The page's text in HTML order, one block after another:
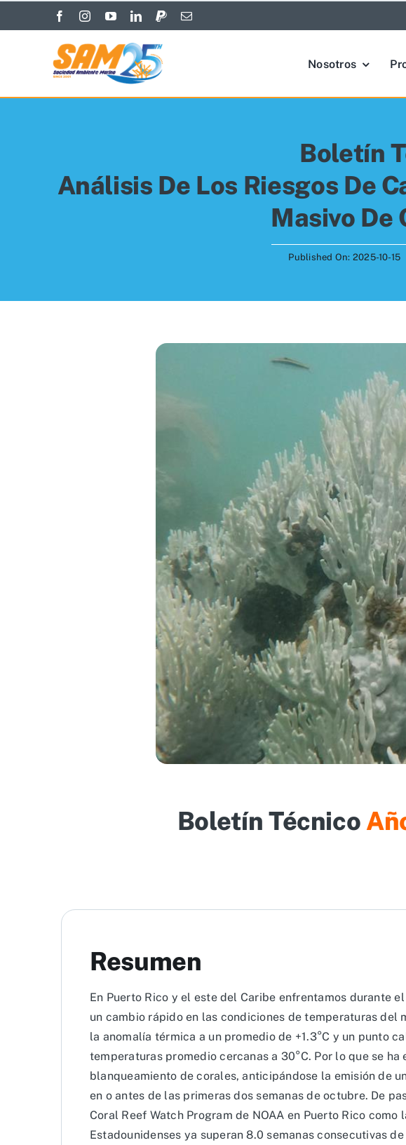
to
Nosotros
Boletín
Análisis De Los Riesgos De
Masivo De
Published On: 2025-10-15
Boletín Técnico
Resumen
En Puerto Rico y el este del Caribe enfrentamos durante
un cambio rápido en las condiciones de temperaturas del
la anomalía térmica a un promedio de +1.3°C y un punto
temperaturas promedio cercanas a 30°C. Por lo que se ha
blanqueamiento de corales, anticipándose la emisión de
en o antes de las primeras dos semanas de octubre. De
Coral Reef Watch Program de NOAA en Puerto Rico como
Estadounidenses ya superan 8.0 semanas consecutivas